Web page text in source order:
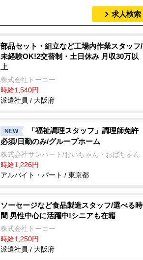
t
e
求人検索
部品セット・組立など工場内作業スタッフ/
未経験OK!2交替制・土日休み 月収30万以
上
株式会社トーコー
時給1,540円
派遣社員 / 大阪府
NEW
「福祉調理スタッフ」調理師免許
必須/日勤のみ/グループホーム
株式会社サンハート/おいちゃん・おばちゃん
時給1,226円
アルバイト・パート / 東京都
ソーセージなど食品製造スタッフ/選べる時
間 男性中心に活躍中!シニアも在籍
株式会社トーコー
時給1,250円
派遣社員 / 大阪府